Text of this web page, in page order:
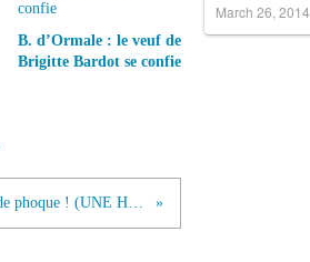
B. d’Ormale : le veuf de
Brigitte Bardot se confie
OFFREZ : Une dépouille de phoque ! (UNE HONTE !)
March 26, 2014